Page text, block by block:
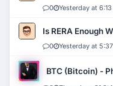
0 Yesterday at
Is RERA Enough
0 Yesterday at
BTC (Bitcoin) -